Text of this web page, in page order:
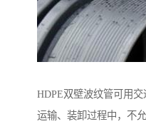
HDPE双壁波纹管可用交
运输、装卸过程中，不